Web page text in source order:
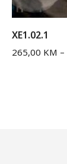
XE1.02.1
265,00 KM –